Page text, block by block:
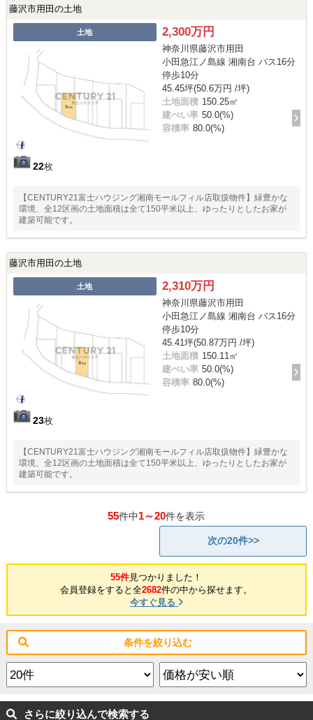
藤沢市用田の土地
土地
22枚
2,300万円
神奈川県藤沢市用田
小田急江ノ島線 湘南台 バス16分
停歩10分
45.45坪(50.6万円 /坪)
土地面積 150.25㎡
建ぺい率 50.0(%)
容積率 80.0(%)
【CENTURY21富士ハウジング湘南モールフィル店取扱物件】緑豊かな
環境、全12区画の土地面積は全て150平米以上、ゆったりとしたお家が
建築可能です。
藤沢市用田の土地
土地
23枚
2,310万円
神奈川県藤沢市用田
小田急江ノ島線 湘南台 バス16分
停歩10分
45.41坪(50.87万円 /坪)
土地面積 150.11㎡
建ぺい率 50.0(%)
容積率 80.0(%)
【CENTURY21富士ハウジング湘南モールフィル店取扱物件】緑豊かな
環境、全12区画の土地面積は全て150平米以上、ゆったりとしたお家が
建築可能です。
55件中1～20件を表示
次の20件>>
55件見つかりました！
会員登録をすると全2682件の中から探せます。
今すぐ見る
条件を絞り込む
さらに絞り込んで検索する